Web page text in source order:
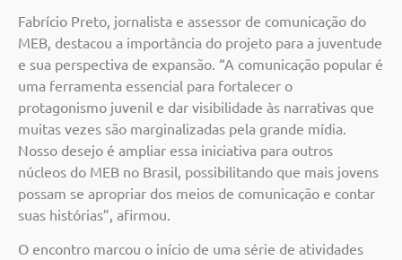
Fabrício Preto, jornalista e assessor de comunicação do
MEB, destacou a importância do projeto para a juventude
e sua perspectiva de expansão. “A comunicação popular é
uma ferramenta essencial para fortalecer o
protagonismo juvenil e dar visibilidade às narrativas que
muitas vezes são marginalizadas pela grande mídia.
Nosso desejo é ampliar essa iniciativa para outros
núcleos do MEB no Brasil, possibilitando que mais jovens
possam se apropriar dos meios de comunicação e contar
suas histórias”, afirmou.
O encontro marcou o início de uma série de atividades